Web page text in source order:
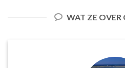
WAT ZE OVER